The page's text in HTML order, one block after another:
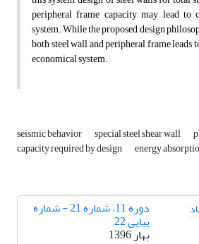
peripheral frame capacity may lead to
system. While the proposed design
both steel wall and peripheral frame leads
economical system.
seismic behavior special steel shear wall
capacity required by design energy
دوره 11، شماره 21 - شماره
پیاپی 22
بهار 1396